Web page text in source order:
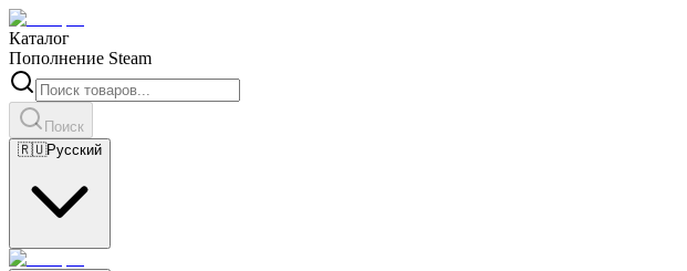
Каталог
Пополнение Steam
Поиск
🇷🇺Русский